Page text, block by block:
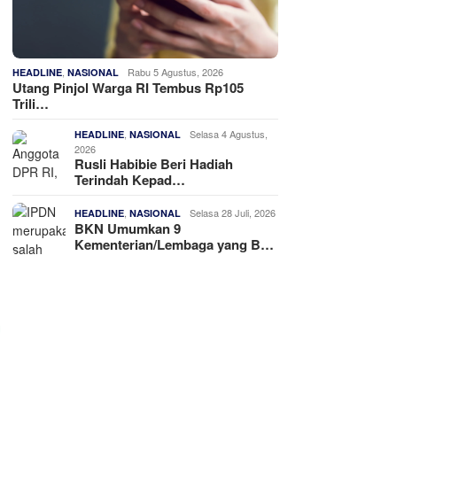
HEADLINE ,NASIONAL Rabu 5 Agustus, 2026
Utang Pinjol Warga RI Tembus Rp105
Trili…
HEADLINE ,NASIONAL
Selasa 4 Agustus,
2026
Rusli Habibie Beri Hadiah
Terindah Kepad…
HEADLINE ,NASIONAL Selasa 28 Juli, 2026
BKN Umumkan 9
Kementerian/Lembaga yang B…